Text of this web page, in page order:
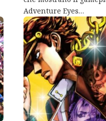
Adventure Eyes…